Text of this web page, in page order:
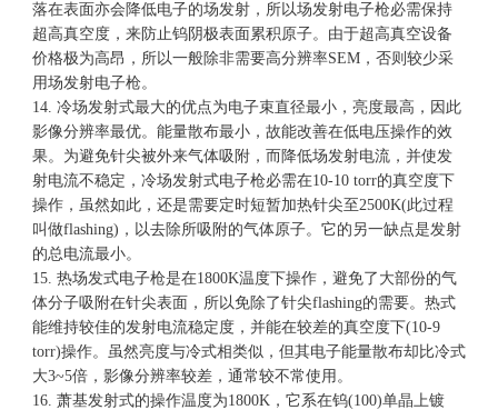
落在表面亦会降低电子的场发射，所以场发射电子枪必需保持
超高真空度，来防止钨阴极表面累积原子。由于超高真空设备
价格极为高昂，所以一般除非需要高分辨率SEM，否则较少采
用场发射电子枪。
14. 冷场发射式最大的优点为电子束直径最小，亮度最高，因此
影像分辨率最优。能量散布最小，故能改善在低电压操作的效
果。为避免针尖被外来气体吸附，而降低场发射电流，并使发
射电流不稳定，冷场发射式电子枪必需在10-10 torr的真空度下
操作，虽然如此，还是需要定时短暂加热针尖至2500K(此过程
叫做flashing)，以去除所吸附的气体原子。它的另一缺点是发射
的总电流最小。
15. 热场发式电子枪是在1800K温度下操作，避免了大部份的气
体分子吸附在针尖表面，所以免除了针尖flashing的需要。热式
能维持较佳的发射电流稳定度，并能在较差的真空度下(10-9
torr)操作。虽然亮度与冷式相类似，但其电子能量散布却比冷式
大3~5倍，影像分辨率较差，通常较不常使用。
16. 萧基发射式的操作温度为1800K，它系在钨(100)单晶上镀